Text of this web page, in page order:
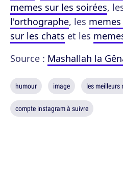
memes sur les soirées,
l'orthographe, les memes
sur les chats et les
Source : Mashallah la
humour image les meilleurs
compte instagram à suivre